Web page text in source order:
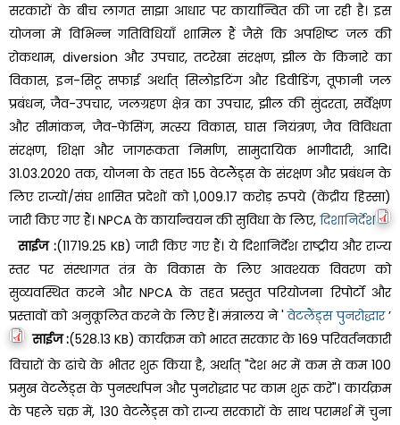
सरकारों के बीच लागत साझा आधार पर कार्यान्वित की जा रही है। इस
योजना में विभिन्न गतिविधियाँ शामिल हैं जैसे कि अपशिष्ट जल की
रोकथाम, diversion और उपचार, तटरेखा संरक्षण, झील के किनारे का
विकास, इन-सिटू सफाई अर्थात् सिलोइटिंग और डिवीडिंग, तूफानी जल
प्रबंधन, जैव-उपचार, जलग्रहण क्षेत्र का उपचार, झील की सुंदरता, सर्वेक्षण
और सीमांकन, जैव-फेंसिंग, मत्स्य विकास, घास नियंत्रण, जैव विविधता
संरक्षण, शिक्षा और जागरूकता निर्माण, सामुदायिक भागीदारी, आदि।
31.03.2020 तक, योजना के तहत 155 वेटलैंड्स के संरक्षण और प्रबंधन के
लिए राज्यों/संघ शासित प्रदेशों को 1,009.17 करोड़ रुपये (केंद्रीय हिस्सा)
जारी किए गए हैं।NPCA के कार्यान्वयन की सुविधा के लिए,दिशानिर्देश
साईज :(11719.25 KB) जारी किए गए हैं। ये दिशानिर्देश राष्ट्रीय और राज्य
स्तर पर संस्थागत तंत्र के विकास के लिए आवश्यक विवरण को
सुव्यवस्थित करने और NPCA के तहत प्रस्तुत परियोजना रिपोर्टों और
प्रस्तावों को अनुकूलित करने के लिए हैं।मंत्रालय ने 'वेटलैंड्स पुनरोद्धार’
साईज :(528.13 KB) कार्यक्रम को भारत सरकार के 169 परिवर्तनकारी
विचारों के ढांचे के भीतर शुरू किया है, अर्थात् "देश भर में कम से कम 100
प्रमुख वेटलैंड्स के पुनर्स्थापन और पुनरोद्धार पर काम शुरू करें"। कार्यक्रम
के पहले चक्र में, 130 वेटलैंड्स को राज्य सरकारों के साथ परामर्श में चुना